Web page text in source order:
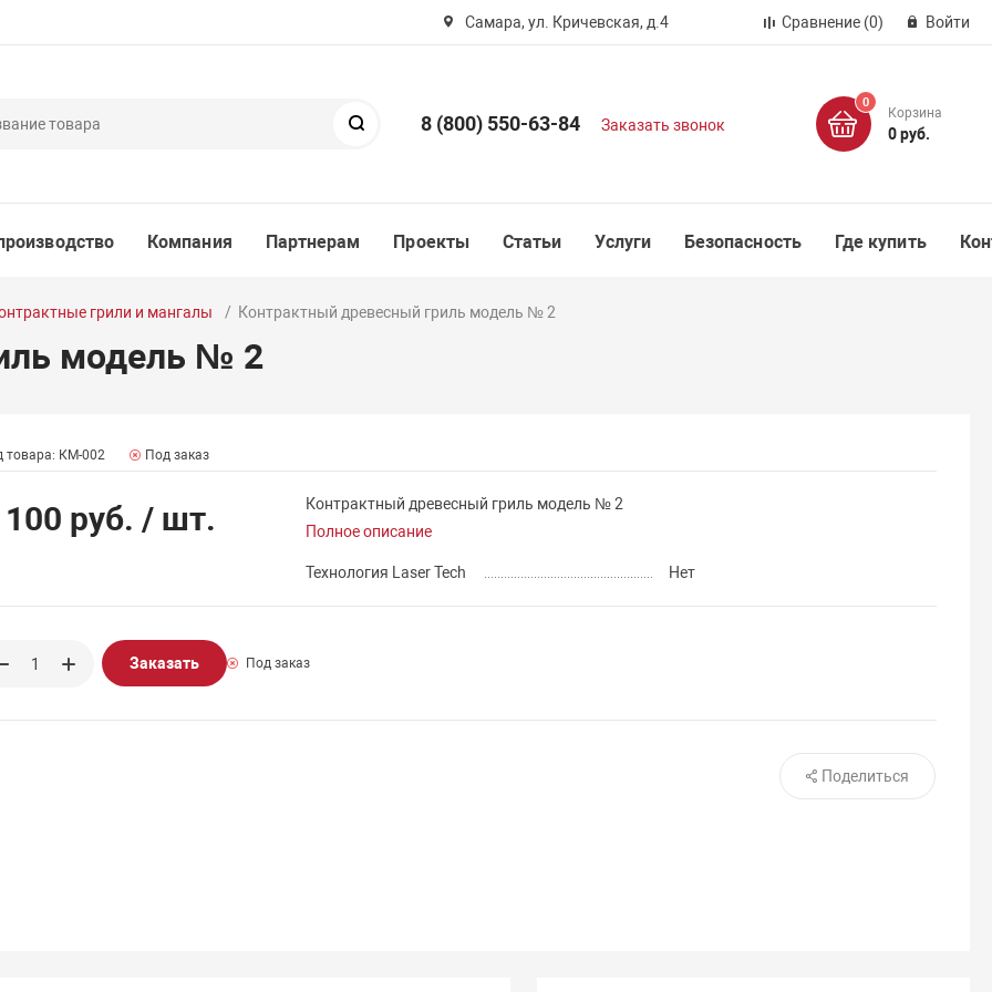
Самара, ул. Кричевская, д.4 Сравнение (0) Войти
8 (800) 550-63-84 Заказать звонок
0
Корзина
0 руб.
Компания Партнерам Проекты Статьи Услуги Безопасность Где купить
грили и мангалы Контрактный древесный гриль модель № 2
модель № 2
товара: КМ-002 Под заказ
руб. / шт.
Контрактный древесный гриль модель № 2
Полное описание
Технология Laser Tech Нет
Заказать Под заказ
Поделиться